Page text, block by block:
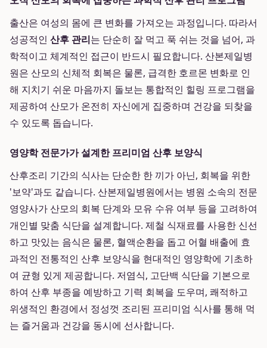
출산은 여성의 몸에 큰 변화를 가져오는 과정입니다. 따라서
성공적인 산후 관리는 단순히 잘 먹고 푹 쉬는 것을 넘어, 과
학적이고 체계적인 접근이 반드시 필요합니다. 산본제일병
원은 산모의 신체적 회복은 물론, 급격한 호르몬 변화로 인
해 지치기 쉬운 마음까지 돌보는 통합적인 힐링 프로그램을
제공하여 산모가 온전히 자신에게 집중하며 건강을 되찾을
수 있도록 돕습니다.
영양학 전문가가 설계한 프리미엄 산후 보양식
산후조리 기간의 식사는 단순한 한 끼가 아닌, 회복을 위한
'보약'과도 같습니다. 산본제일병원에서는 병원 소속의 전문
영양사가 산모의 회복 단계와 모유 수유 여부 등을 고려하여
개인별 맞춤 식단을 설계합니다. 제철 식재료를 사용한 신선
하고 맛있는 음식은 물론, 혈액순환을 돕고 어혈 배출에 효
과적인 전통적인 산후 보양식을 현대적인 영양학에 기초하
여 균형 있게 제공합니다. 저염식, 고단백 식단을 기본으로
하여 산후 부종을 예방하고 기력 회복을 도우며, 쾌적하고
위생적인 환경에서 정성껏 조리된 프리미엄 식사를 통해 먹
는 즐거움과 건강을 동시에 선사합니다.